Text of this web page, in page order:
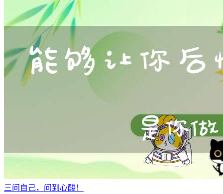
三问自己，问到心酸！